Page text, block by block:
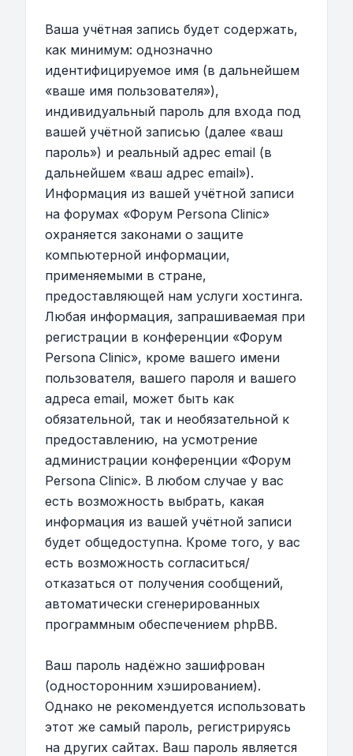
Ваша учётная запись будет содержать,
как минимум: однозначно
идентифицируемое имя (в дальнейшем
«ваше имя пользователя»),
индивидуальный пароль для входа под
вашей учётной записью (далее «ваш
пароль») и реальный адрес email (в
дальнейшем «ваш адрес email»).
Информация из вашей учётной записи
на форумах «Форум Persona Clinic»
охраняется законами о защите
компьютерной информации,
применяемыми в стране,
предоставляющей нам услуги хостинга.
Любая информация, запрашиваемая при
регистрации в конференции «Форум
Persona Clinic», кроме вашего имени
пользователя, вашего пароля и вашего
адреса email, может быть как
обязательной, так и необязательной к
предоставлению, на усмотрение
администрации конференции «Форум
Persona Clinic». В любом случае у вас
есть возможность выбрать, какая
информация из вашей учётной записи
будет общедоступна. Кроме того, у вас
есть возможность согласиться/
отказаться от получения сообщений,
автоматически сгенерированных
программным обеспечением phpBB.
Ваш пароль надёжно зашифрован
(односторонним хэшированием).
Однако не рекомендуется использовать
этот же самый пароль, регистрируясь
на других сайтах. Ваш пароль является